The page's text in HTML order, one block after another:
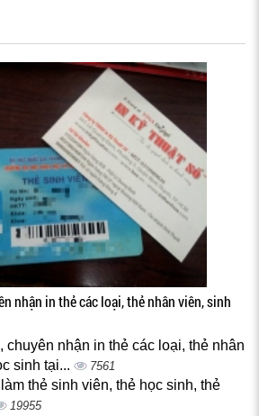
nhận in thẻ các loại, thẻ nhân viên, sinh
chuyên nhận in thẻ các loại, thẻ nhân
sinh tại...
7561
thẻ sinh viên, thẻ học sinh, thẻ
19955